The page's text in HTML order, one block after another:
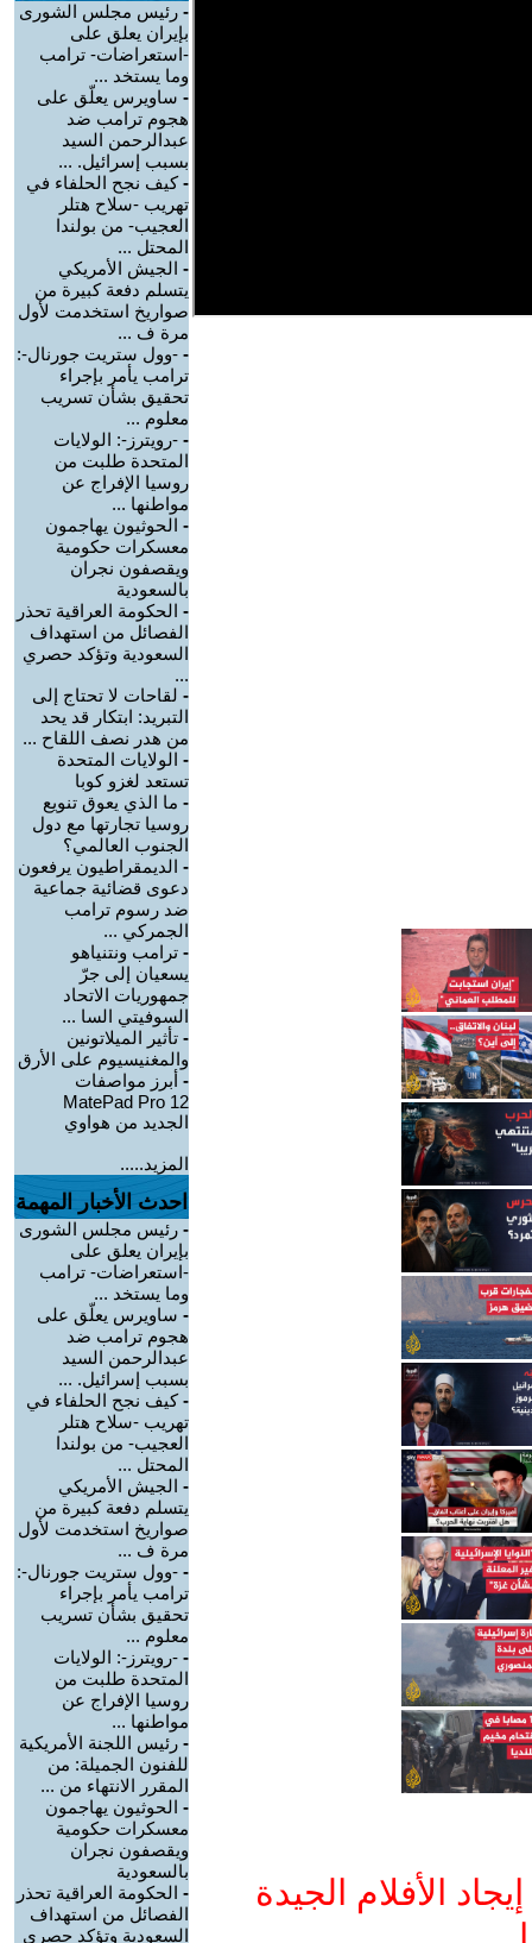
الأفلام الجيدة
- رئيس مجلس الشورى
بإيران يعلق على
-استعراضات- ترامب
وما يستخد ...
- ساويرس يعلّق على
هجوم ترامب ضد
عبدالرحمن السيد
بسبب إسرائيل. ...
-كيف نجح الحلفاء في
تهريب -سلاح هتلر
العجيب- من بولندا
المحتل ...
- الجيش الأمريكي
يتسلم دفعة كبيرة من
صواريخ استخدمت لأول
مرة ف ...
- -وول ستريت جورنال-:
ترامب يأمر بإجراء
تحقيق بشأن تسريب
معلوم ...
- -رويترز-: الولايات
المتحدة طلبت من
روسيا الإفراج عن
مواطنها ...
- الحوثيون يهاجمون
معسكرات حكومية
ويقصفون نجران
بالسعودية
- الحكومة العراقية تحذر
الفصائل من استهداف
السعودية وتؤكد حصري
...
- لقاحات لا تحتاج إلى
التبريد: ابتكار قد يحد
من هدر نصف اللقاح ...
- الولايات المتحدة
تستعد لغزو كوبا
- ما الذي يعوق تنويع
روسيا تجارتها مع دول
الجنوب العالمي؟
- الديمقراطيون يرفعون
دعوى قضائية جماعية
ضد رسوم ترامب
الجمركي ...
- ترامب ونتنياهو
يسعيان إلى جرّ
جمهوريات الاتحاد
السوفيتي السا ...
- تأثير الميلاتونين
والمغنيسيوم على الأرق
- أبرز مواصفات
MatePad Pro 12
الجديد من هواوي
المزيد.....
احدث الأخبار المهمة
- رئيس مجلس الشورى
بإيران يعلق على
-استعراضات- ترامب
وما يستخد ...
- ساويرس يعلّق على
هجوم ترامب ضد
عبدالرحمن السيد
بسبب إسرائيل. ...
-كيف نجح الحلفاء في
تهريب -سلاح هتلر
العجيب- من بولندا
المحتل ...
- الجيش الأمريكي
يتسلم دفعة كبيرة من
صواريخ استخدمت لأول
مرة ف ...
- -وول ستريت جورنال-:
ترامب يأمر بإجراء
تحقيق بشأن تسريب
معلوم ...
- -رويترز-: الولايات
المتحدة طلبت من
روسيا الإفراج عن
مواطنها ...
- رئيس اللجنة الأمريكية
للفنون الجميلة: من
المقرر الانتهاء من ...
- الحوثيون يهاجمون
معسكرات حكومية
ويقصفون نجران
بالسعودية
- الحكومة العراقية تحذر
الفصائل من استهداف
السعودية وتؤكد حصري